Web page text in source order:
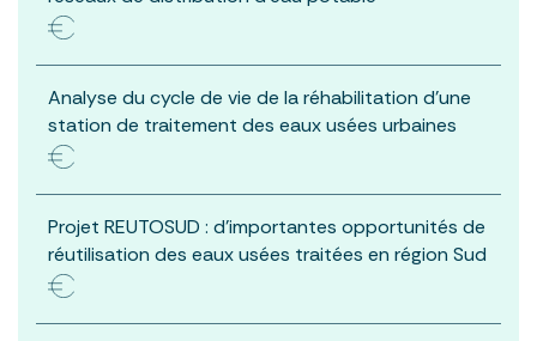
Analyse du cycle de vie de la réhabilitation d’une
station de traitement des eaux usées urbaines
Projet REUTOSUD : d’importantes opportunités de
réutilisation des eaux usées traitées en région Sud